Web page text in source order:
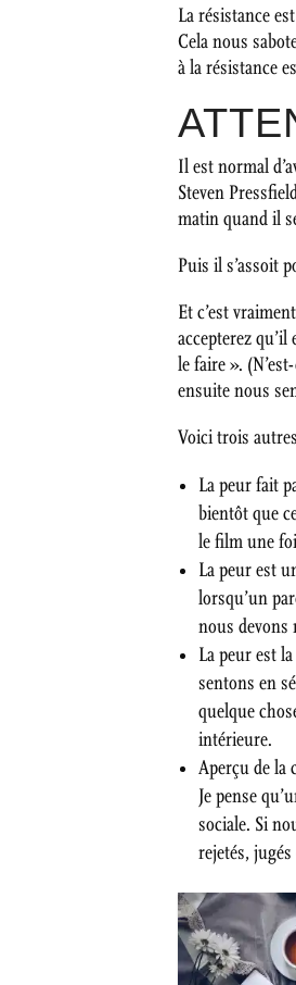
La résistance
Cela nous
à la résistance
Il est normal
Steven
matin quand il
Puis il s’assoit
Et c’est
accepterez
le faire ».
ensuite nous
Voici trois
La peur fait
bientôt que
le film une
La peur est
lorsqu’un
nous devons
La peur est
sentons en
quelque
intérieure.
Aperçu de la
Je pense
sociale. Si
rejetés,